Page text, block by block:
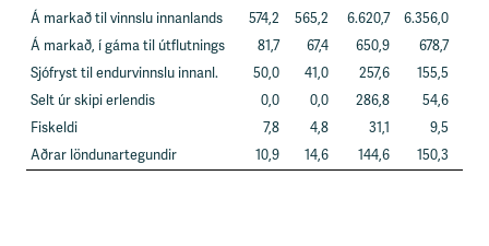
Á markað til vinnslu innanlands
574,2 565,2 6.620,7
6.356,0
Á markað, í gáma til útflutnings
81,7 67,4 650,9
678,7
Sjófryst til endurvinnslu innanl.
50,0 41,0 257,6
155,5
Selt úr skipi erlendis
0,0 0,0 286,8
54,6
Fiskeldi
7,8 4,8 31,1
9,5
Aðrar löndunartegundir
10,9 14,6 144,6 150,3